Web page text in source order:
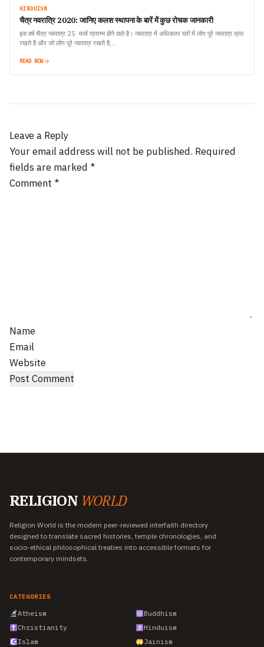
HINDUISM
चैत्र नवरात्रि 2020: जानिए कलश स्थापना के बारें में कुछ रोचक जानकारी
इस वर्ष चैत्र नवरात्र 25 मार्च प्रारम्भ होने वाले है। नवरात्र में अधिकतर घरों में लोग पूरे नवरात्र व्रत
रखते है और जो लोग पूरे नवरात्र रखते है,…
READ NOW
Leave a Reply
Your email address will not be published. Required
fields are marked *
Comment *
Name
Email
Website
RELIGION WORLD
Religion World is the modern peer-reviewed interfaith directory
designed to translate sacred histories, temple chronologies, and
socio-ethical philosophical treaties into accessible formats for
contemporary mindsets.
CATEGORIES
Atheism
Buddhism
Christianity
Hinduism
Islam
Jainism